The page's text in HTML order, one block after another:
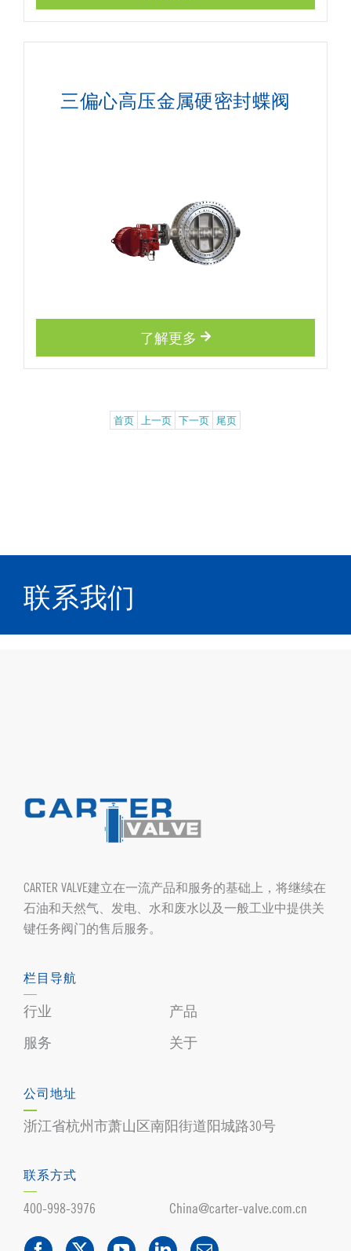
三偏心高压金属硬密封蝶阀
了解更多
首页 上一页 下一页 尾页
联系我们
CARTER VALVE建立在一流产品和服务的基础上，将继续在
石油和天然气、发电、水和废水以及一般工业中提供关
键任务阀门的售后服务。
栏目导航
行业
产品
服务
关于
公司地址
浙江省杭州市萧山区南阳街道阳城路30号
联系方式
400-998-3976 China@carter-valve.com.cn